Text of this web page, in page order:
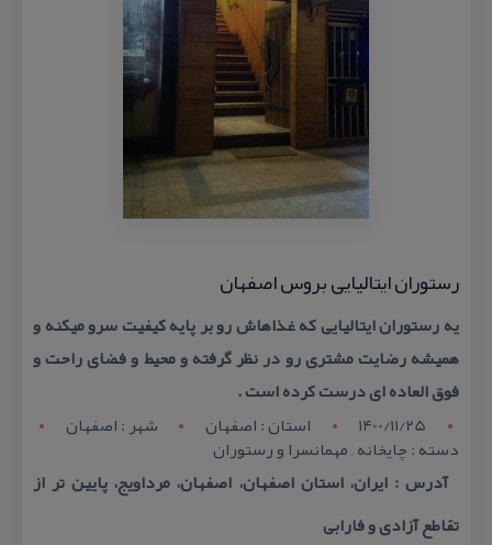
رستوران ایتالیایی بروس اصفهان
یه رستوران ایتالیایی كه غذاهاش رو بر پایه كیفیت سرو میكنه و
همیشه رضایت مشتری رو در نظر گرفته و محیط و فضای راحت و
فوق العاده ای درست كرده است .
1400/11/25
استان : اصفهان شهر : اصفهان
دسته : چایخانه , مهمانسرا و رستوران
آدرس : ایران، استان اصفهان، اصفهان، مرداویج، پایین تر از
تقاطع آزادی و فارابی